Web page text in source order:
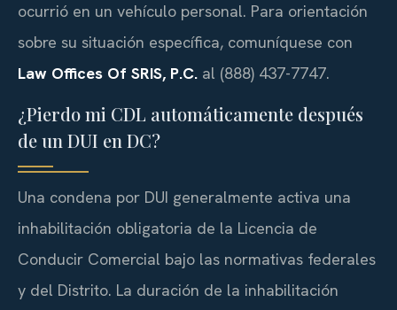
ocurrió en un vehículo personal. Para orientación
sobre su situación específica, comuníquese con
Law Offices Of SRIS, P.C. al (888) 437-7747.
¿Pierdo mi CDL automáticamente después
de un DUI en DC?
Una condena por DUI generalmente activa una
inhabilitación obligatoria de la Licencia de
Conducir Comercial bajo las normativas federales
y del Distrito. La duración de la inhabilitación